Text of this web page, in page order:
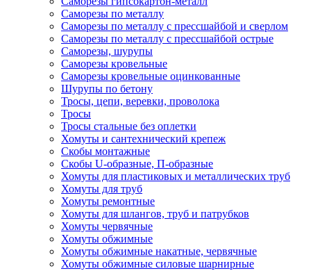
Саморезы по металлу
Саморезы по металлу с прессшайбой и сверлом
Саморезы по металлу с прессшайбой острые
Саморезы, шурупы
Саморезы кровельные
Саморезы кровельные оцинкованные
Шурупы по бетону
Тросы, цепи, веревки, проволока
Тросы
Тросы стальные без оплетки
Хомуты и сантехнический крепеж
Скобы монтажные
Скобы U-образные, П-образные
Хомуты для пластиковых и металлических труб
Хомуты для труб
Хомуты ремонтные
Хомуты для шлангов, труб и патрубков
Хомуты червячные
Хомуты обжимные
Хомуты обжимные накатные, червячные
Хомуты обжимные силовые шарнирные